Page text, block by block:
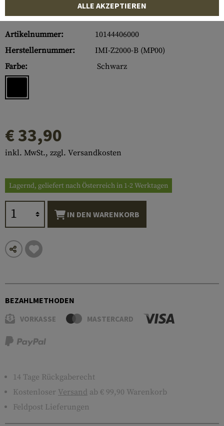
Artikelnummer:
10144406000
Herstellernummer:
IMI-Z2000-B (MP00)
Farbe:
Schwarz
€ 33,90
inkl. MwSt., zzgl. Versandkosten
Lagernd, geliefert nach Österreich in 1-2 Werktagen
IN DEN WARENKORB
BEZAHLMETHODEN
VORKASSE MASTERCARD
14 Tage Rückgaberecht
Kostenloser Versand ab € 99,90 Warenkorb
Feldpost Lieferungen
ALLE AKZEPTIEREN